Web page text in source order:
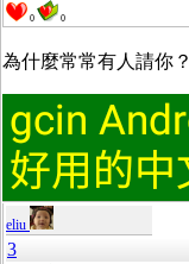
0 0
為什麼常常有人請你？
eliu
3